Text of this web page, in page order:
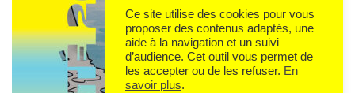
Ce site utilise des cookies pour vous
proposer des contenus adaptés, une
aide à la navigation et un suivi
d’audience. Cet outil vous permet de
les accepter ou de les refuser. En
savoir plus.